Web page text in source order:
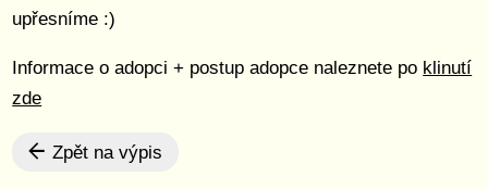
upřesníme :)
Informace o adopci + postup adopce naleznete po klinutí
zde
Zpět na výpis